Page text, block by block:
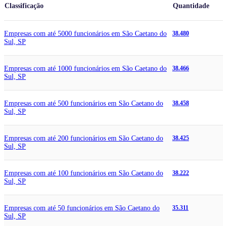
Classificação Quantidade
Empresas com até 5000 funcionários em São Caetano do
Sul, SP
38.480
Empresas com até 1000 funcionários em São Caetano do
Sul, SP
38.466
Empresas com até 500 funcionários em São Caetano do
Sul, SP
38.458
Empresas com até 200 funcionários em São Caetano do
Sul, SP
38.425
Empresas com até 100 funcionários em São Caetano do
Sul, SP
38.222
Empresas com até 50 funcionários em São Caetano do
Sul, SP
35.311